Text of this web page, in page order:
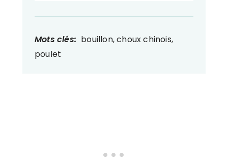
Mots clés: bouillon, choux chinois,
poulet